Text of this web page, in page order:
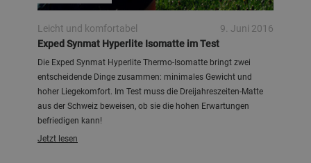
Leicht und komfortabel
9. Juni 2016
Exped Synmat Hyperlite Isomatte im Test
Die Exped Synmat Hyperlite Thermo-Isomatte bringt zwei
entscheidende Dinge zusammen: minimales Gewicht und
hoher Liegekomfort. Im Test muss die Dreijahreszeiten-Matte
aus der Schweiz beweisen, ob sie die hohen Erwartungen
befriedigen kann!
Jetzt lesen